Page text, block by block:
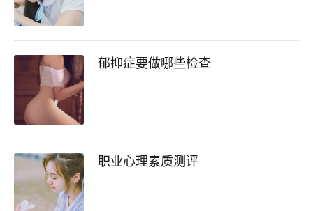
郁抑症要做哪些检查
职业心理素质测评